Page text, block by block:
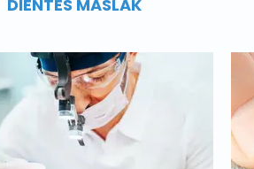
DIENTES MASLAK